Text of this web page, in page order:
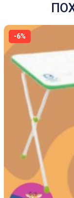
-6%